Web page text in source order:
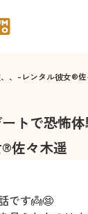
、 -レンタル彼女®
トで恐怖体
佐々木遥
です👼😨